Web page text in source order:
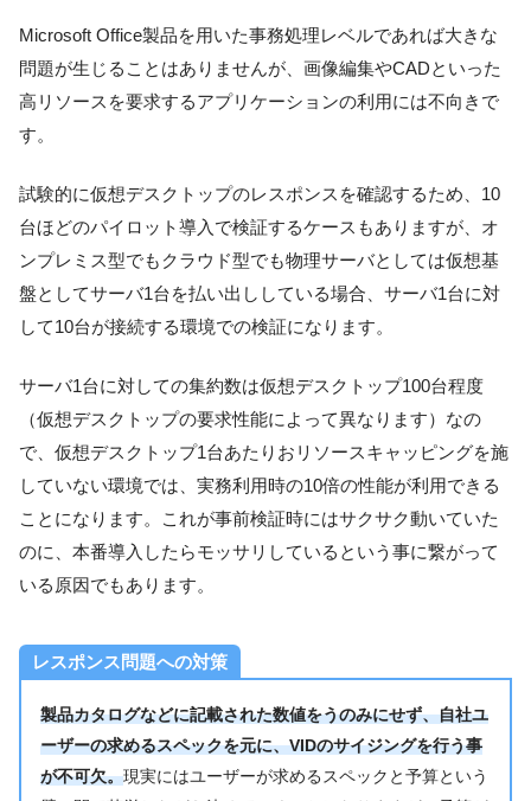
Microsoft Office製品を用いた事務処理レベルであれば大きな
問題が生じることはありませんが、画像編集やCADといった
高リソースを要求するアプリケーションの利用には不向きで
す。
試験的に仮想デスクトップのレスポンスを確認するため、10
台ほどのパイロット導入で検証するケースもありますが、オ
ンプレミス型でもクラウド型でも物理サーバとしては仮想基
盤としてサーバ1台を払い出ししている場合、サーバ1台に対
して10台が接続する環境での検証になります。
サーバ1台に対しての集約数は仮想デスクトップ100台程度
（仮想デスクトップの要求性能によって異なります）なの
で、仮想デスクトップ1台あたりおリソースキャッピングを施
していない環境では、実務利用時の10倍の性能が利用できる
ことになります。これが事前検証時にはサクサク動いていた
のに、本番導入したらモッサリしているという事に繋がって
いる原因でもあります。
レスポンス問題への対策
製品カタログなどに記載された数値をうのみにせず、自社ユ
ーザーの求めるスペックを元に、VIDのサイジングを行う事
が不可欠。現実にはユーザーが求めるスペックと予算という